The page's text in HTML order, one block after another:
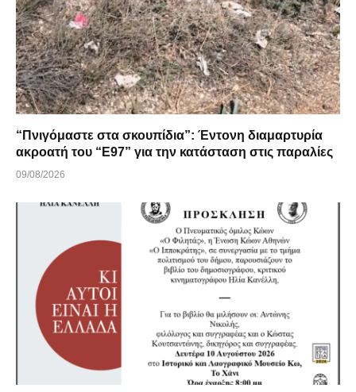
“Πνιγόμαστε στα σκουπίδια”: Έντονη διαμαρτυρία
ακροατή του “Ε97” για την κατάσταση στις παραλίες
09/08/2026